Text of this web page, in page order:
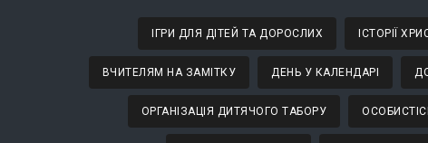
ІГРИ ДЛЯ ДІТЕЙ ТА ДОРОСЛИХ ІСТОРІЇ
ВЧИТЕЛЯМ НА ЗАМІТКУ ДЕНЬ У КАЛЕНДАРІ
ОРГАНІЗАЦІЯ ДИТЯЧОГО ТАБОРУ